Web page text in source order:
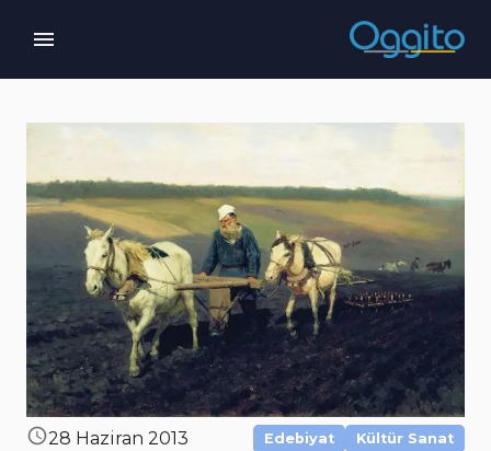
28 Haziran 2013 Edebiyat Kültür Sanat